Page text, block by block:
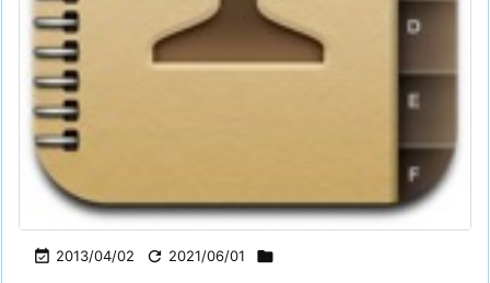
 2013/04/02  2021/06/01 